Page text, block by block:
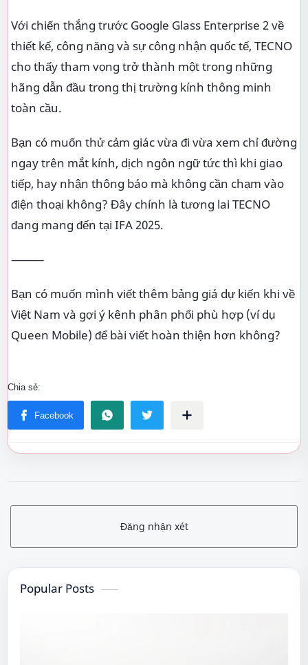
Với chiến thắng trước Google Glass Enterprise 2 về
thiết kế, công năng và sự công nhận quốc tế, TECNO
cho thấy tham vọng trở thành một trong những
hãng dẫn đầu trong thị trường kính thông minh
toàn cầu.
Bạn có muốn thử cảm giác vừa đi vừa xem chỉ đường
ngay trên mắt kính, dịch ngôn ngữ tức thì khi giao
tiếp, hay nhận thông báo mà không cần chạm vào
điện thoại không? Đây chính là tương lai TECNO
đang mang đến tại IFA 2025.
⸻
Bạn có muốn mình viết thêm bảng giá dự kiến khi về
Việt Nam và gợi ý kênh phân phối phù hợp (ví dụ
Queen Mobile) để bài viết hoàn thiện hơn không?
Đăng nhận xét
Popular Posts